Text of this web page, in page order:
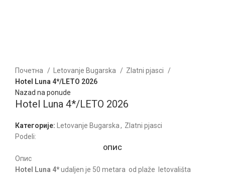
Почетна
Letovanje Bugarska
Zlatni pjasci
Hotel Luna 4*/LETO 2026
Nazad na ponude
Hotel Luna 4*/LETO 2026
Категорије: Letovanje Bugarska, Zlatni pjasci
Podeli:
ОПИС
Опис
Hotel Luna 4*udaljen je 50 metara od plaže letovališta